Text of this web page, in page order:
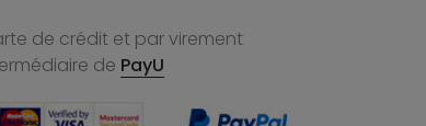
de crédit et par virement
de PayU